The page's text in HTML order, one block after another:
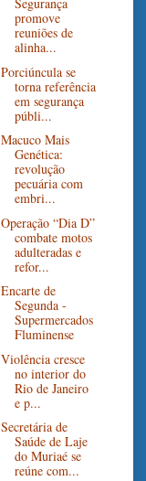
promove
reuniões de
alinha...
Porciúncula se
torna referência
em segurança
públi...
Macuco Mais
Genética:
revolução
pecuária com
embri...
Operação “Dia D”
combate motos
adulteradas e
refor...
Encarte de
Segunda -
Supermercados
Fluminense
Violência cresce
no interior do
Rio de Janeiro
e p...
Secretária de
Saúde de Laje
do Muriaé se
reúne com...